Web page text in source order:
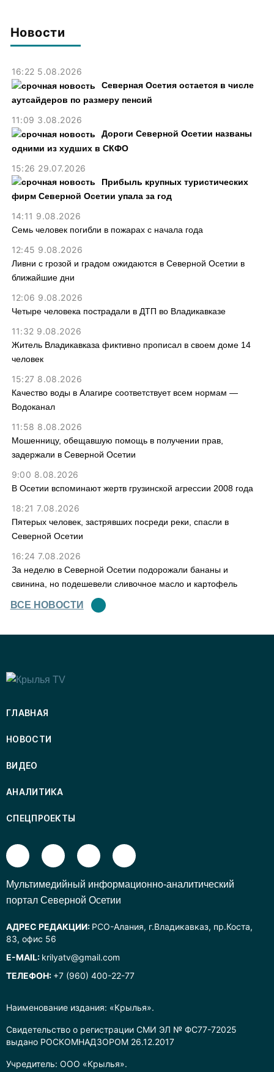
Новости
16:22 5.08.2026
Северная Осетия остается в числе
аутсайдеров по размеру пенсий
11:09 3.08.2026
Дороги Северной Осетии названы
одними из худших в СКФО
15:26 29.07.2026
Прибыль крупных туристических
фирм Северной Осетии упала за год
14:11 9.08.2026
Семь человек погибли в пожарах с начала года
12:45 9.08.2026
Ливни с грозой и градом ожидаются в Северной Осетии в
ближайшие дни
12:06 9.08.2026
Четыре человека пострадали в ДТП во Владикавказе
11:32 9.08.2026
Житель Владикавказа фиктивно прописал в своем доме 14
человек
15:27 8.08.2026
Качество воды в Алагире соответствует всем нормам —
Водоканал
11:58 8.08.2026
Мошенницу, обещавшую помощь в получении прав,
задержали в Северной Осетии
9:00 8.08.2026
В Осетии вспоминают жертв грузинской агрессии 2008 года
18:21 7.08.2026
Пятерых человек, застрявших посреди реки, спасли в
Северной Осетии
16:24 7.08.2026
За неделю в Северной Осетии подорожали бананы и
свинина, но подешевели сливочное масло и картофель
ВСЕ НОВОСТИ
Наименование издания: «Крылья».
Свидетельство о регистрации СМИ ЭЛ № ФС77-72025
выдано РОСКОМНАДЗОРОМ 26.12.2017
Учредитель: ООО «Крылья».
ГЛАВНАЯ
НОВОСТИ
ВИДЕО
АНАЛИТИКА
СПЕЦПРОЕКТЫ
Mультимедийный информационно-аналитический
портал Северной Осетии
АДРЕС РЕДАКЦИИ: РСО-Алания, г.Владикавказ, пр.Коста,
83, офис 56
E-MAIL: krilyatv@gmail.com
ТЕЛЕФОН: +7 (960) 400-22-77